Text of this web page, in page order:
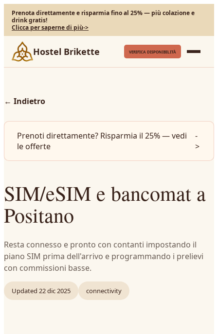
Prenota direttamente e risparmia fino al 25% — più colazione e
drink gratis!
Clicca per saperne di più->
Hostel Brikette VERIFICA DISPONIBILITÀ
← Indietro
Prenoti direttamente? Risparmia il 25% — vedi
le offerte
-
>
SIM/eSIM e bancomat a
Positano
Resta connesso e pronto con contanti impostando il
piano SIM prima dell'arrivo e programmando i prelievi
con commissioni basse.
Updated 22 dic 2025 connectivity